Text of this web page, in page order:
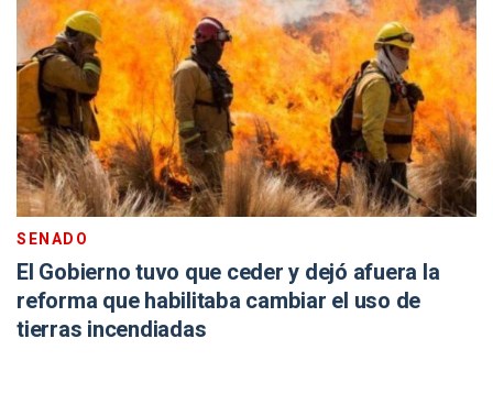
SENADO
El Gobierno tuvo que ceder y dejó afuera la
reforma que habilitaba cambiar el uso de
tierras incendiadas